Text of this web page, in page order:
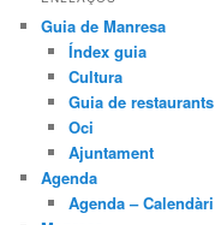
Guia de Manresa
Índex guia
Cultura
Guia de restaurants
Oci
Ajuntament
Agenda
Agenda – Calendàri